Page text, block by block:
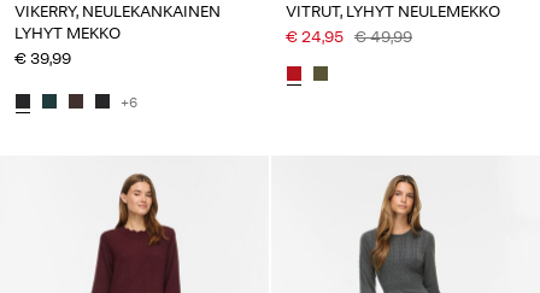
VIKERRY, NEULEKANKAINEN
LYHYT MEKKO
€ 39,99
+6
VITRUT, LYHYT NEULEMEKKO
€ 24,95 € 49,99